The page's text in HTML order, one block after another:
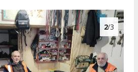
2/3